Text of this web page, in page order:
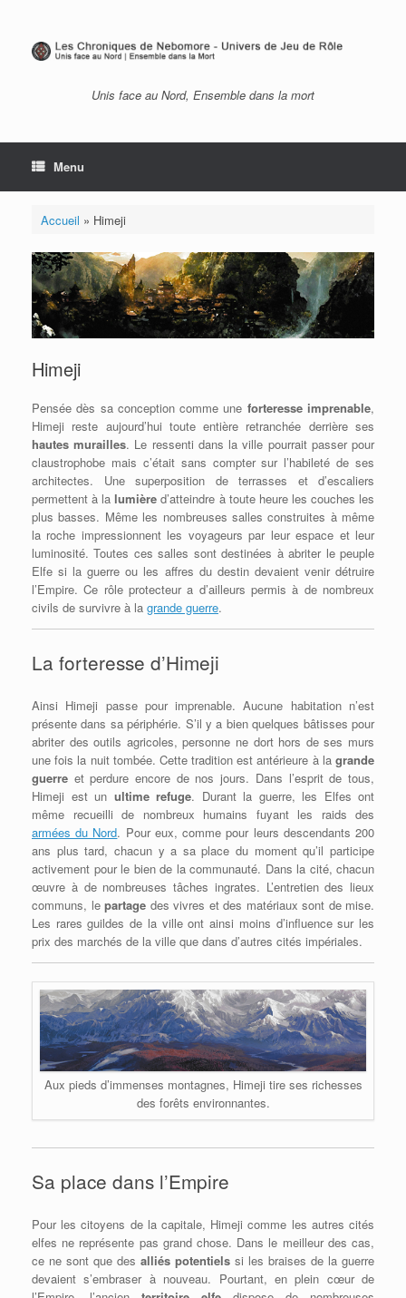
content
Unis face au Nord, Ensemble dans la mort
Menu
Accueil » Himeji
Himeji
Pensée dès sa conception comme une forteresse imprenable,
Himeji reste aujourd’hui toute entière retranchée derrière ses
hautes murailles. Le ressenti dans la ville pourrait passer pour
claustrophobe mais c’était sans compter sur l’habileté de ses
architectes. Une superposition de terrasses et d’escaliers
permettent à la lumière d’atteindre à toute heure les couches les
plus basses. Même les nombreuses salles construites à même
la roche impressionnent les voyageurs par leur espace et leur
luminosité. Toutes ces salles sont destinées à abriter le peuple
Elfe si la guerre ou les affres du destin devaient venir détruire
l’Empire. Ce rôle protecteur a d’ailleurs permis à de nombreux
civils de survivre à la grande guerre.
La forteresse d’Himeji
Ainsi Himeji passe pour imprenable. Aucune habitation n’est
présente dans sa périphérie. S’il y a bien quelques bâtisses pour
abriter des outils agricoles, personne ne dort hors de ses murs
une fois la nuit tombée. Cette tradition est antérieure à la grande
guerre et perdure encore de nos jours. Dans l’esprit de tous,
Himeji est un ultime refuge. Durant la guerre, les Elfes ont
même recueilli de nombreux humains fuyant les raids des
armées du Nord. Pour eux, comme pour leurs descendants 200
ans plus tard, chacun y a sa place du moment qu’il participe
activement pour le bien de la communauté. Dans la cité, chacun
œuvre à de nombreuses tâches ingrates. L’entretien des lieux
communs, le partage des vivres et des matériaux sont de mise.
Les rares guildes de la ville ont ainsi moins d’influence sur les
prix des marchés de la ville que dans d’autres cités impériales.
Aux pieds d’immenses montagnes, Himeji tire ses richesses
des forêts environnantes.
Sa place dans l’Empire
Pour les citoyens de la capitale, Himeji comme les autres cités
elfes ne représente pas grand chose. Dans le meilleur des cas,
ce ne sont que des alliés potentiels si les braises de la guerre
devaient s’embraser à nouveau. Pourtant, en plein cœur de